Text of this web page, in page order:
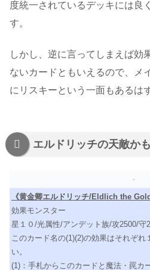
度統一されているデッキには良
す。
しかし、逆に言ってしまえば効
ないカードともいえるので、メ
にリスキーという一面もあるは
エルドリッチの天敵か
《黄金卿エルドリッチ/Eldlich the
効果モンスター
星１０/光属性/アンデット族/攻2500/守
このカード名の(1)(2)の効果はそれぞ
い。
(1)：手札からこのカードと魔法・罠カ